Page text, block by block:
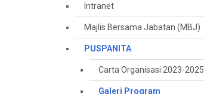
Intranet
Majlis Bersama Jabatan (MBJ)
PUSPANITA
Carta Organisasi 2023-2025
Galeri Program